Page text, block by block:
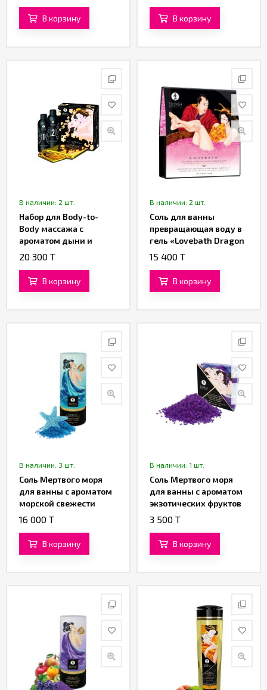
В корзину В корзину
В наличии: 2 шт.
Набор для Body-to-
Body массажа с
ароматом дыни и
манго от «SHUNGA»
20 300 T
В корзину
В наличии: 2 шт.
Соль для ванны
превращающая воду в
гель «Lovebath Dragon
Fruit» от «SHUNGA»
15 400 T
В корзину
В наличии: 3 шт.
Соль Мертвого моря
для ванны с ароматом
морской свежести
«Aphrodisia» от
16 000 T
В корзину
В наличии: 1 шт.
Соль Мертвого моря
для ванны с ароматом
экзотических фруктов
«Aphrodisia» от
3 500 T
В корзину